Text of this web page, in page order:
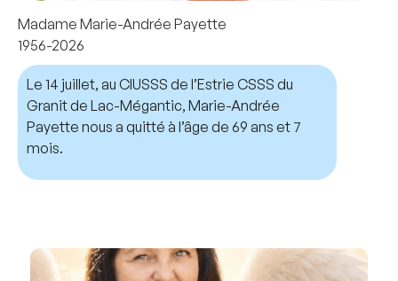
Madame Marie-Andrée Payette
1956-2026
Le 14 juillet, au CIUSSS de l’Estrie CSSS du
Granit de Lac-Mégantic, Marie-Andrée
Payette nous a quitté à l’âge de 69 ans et 7
mois.